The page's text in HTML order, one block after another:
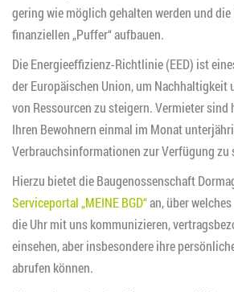
gering wie möglich gehalten werden und
finanziellen „Puffer“ aufbauen.
Die Energieeffizienz-Richtlinie (EED) ist
der Europäischen Union, um Nachhaltigkeit
von Ressourcen zu steigern. Vermieter
Ihren Bewohnern einmal im Monat
Verbrauchsinformationen zur Verfügung zu
Hierzu bietet die Baugenossenschaft
Serviceportal „MEINE BGD“an, über
die Uhr mit uns kommunizieren,
einsehen, aber insbesondere ihre
abrufen können.